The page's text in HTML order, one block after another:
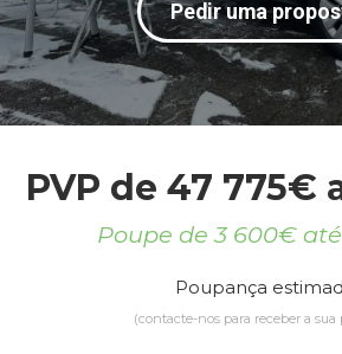
Pedir uma
PVP de 47 775€
Poupe de 3 600€
Poupança
(contacte-nos para receber a sua